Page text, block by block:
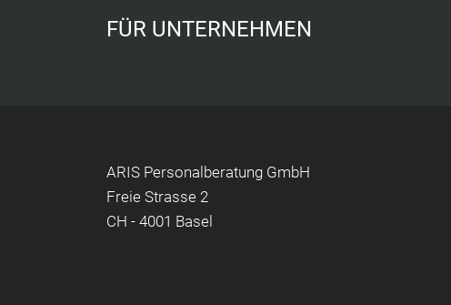
FÜR UNTERNEHMEN
ARIS Personalberatung GmbH
Freie Strasse 2
CH - 4001 Basel